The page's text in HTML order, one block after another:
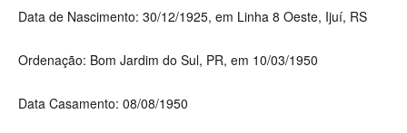
Data de Nascimento: 30/12/1925, em Linha 8 Oeste, Ijuí, RS
Ordenação: Bom Jardim do Sul, PR, em 10/03/1950
Data Casamento: 08/08/1950